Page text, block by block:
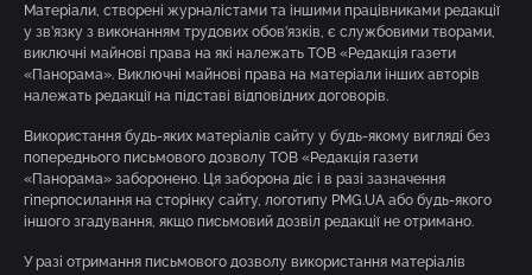
Матеріали, створені журналістами та іншими працівниками редакції
у зв’язку з виконанням трудових обов’язків, є службовими творами,
виключні майнові права на які належать ТОВ «Редакція газети
«Панорама». Виключні майнові права на матеріали інших авторів
належать редакції на підставі відповідних договорів.
Використання будь-яких матеріалів сайту у будь-якому вигляді без
попереднього письмового дозволу ТОВ «Редакція газети
«Панорама» заборонено. Ця заборона діє і в разі зазначення
гіперпосилання на сторінку сайту, логотипу PMG.UA або будь-якого
іншого згадування, якщо письмовий дозвіл редакції не отримано.
У разі отримання письмового дозволу використання матеріалів